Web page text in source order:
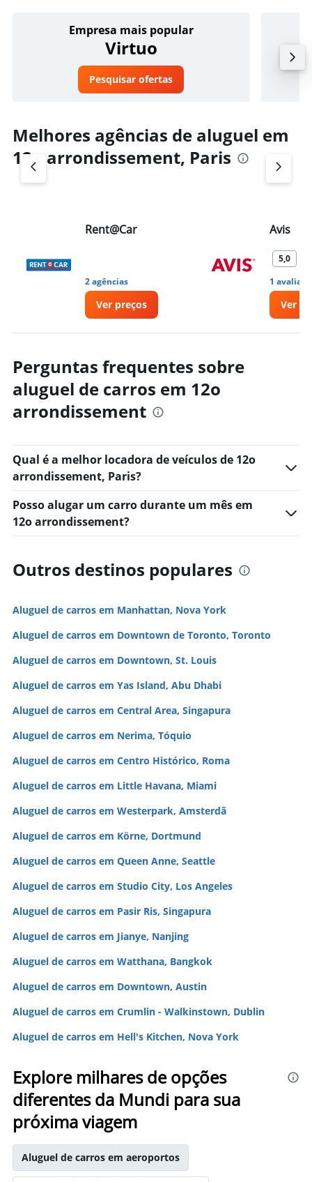
Empresa mais popular
Virtuo
Pesquisar ofertas
Melhores agências de aluguel em
12o arrondissement, Paris
Rent@Car
2 agências
Ver preços
Avis
5,0
1
Ver
Perguntas frequentes sobre
aluguel de carros em 12o
arrondissement
Qual é a melhor locadora de veículos de 12o
arrondissement, Paris?
Posso alugar um carro durante um mês em
12o arrondissement?
Outros destinos populares
Aluguel de carros em Manhattan, Nova York
Aluguel de carros em Downtown de Toronto, Toronto
Aluguel de carros em Downtown, St. Louis
Aluguel de carros em Yas Island, Abu Dhabi
Aluguel de carros em Central Area, Singapura
Aluguel de carros em Nerima, Tóquio
Aluguel de carros em Centro Histórico, Roma
Aluguel de carros em Little Havana, Miami
Aluguel de carros em Westerpark, Amsterdã
Aluguel de carros em Körne, Dortmund
Aluguel de carros em Queen Anne, Seattle
Aluguel de carros em Studio City, Los Angeles
Aluguel de carros em Pasir Ris, Singapura
Aluguel de carros em Jianye, Nanjing
Aluguel de carros em Watthana, Bangkok
Aluguel de carros em Downtown, Austin
Aluguel de carros em Crumlin - Walkinstown, Dublin
Aluguel de carros em Hell's Kitchen, Nova York
Explore milhares de opções
diferentes da Mundi para sua
próxima viagem
Aluguel de carros em aeroportos